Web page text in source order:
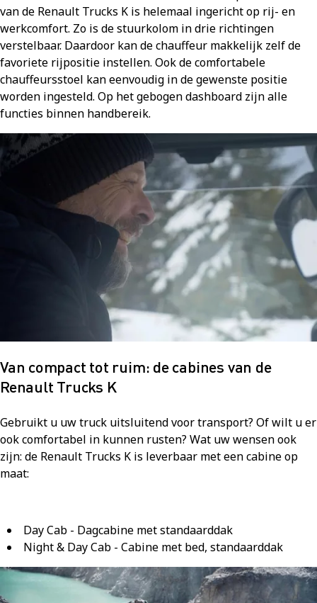
van de Renault Trucks K is helemaal ingericht op rij- en
werkcomfort. Zo is de stuurkolom in drie richtingen
verstelbaar. Daardoor kan de chauffeur makkelijk zelf de
favoriete rijpositie instellen. Ook de comfortabele
chauffeursstoel kan eenvoudig in de gewenste positie
worden ingesteld. Op het gebogen dashboard zijn alle
functies binnen handbereik.
Van compact tot ruim: de cabines van de
Renault Trucks K
Gebruikt u uw truck uitsluitend voor transport? Of wilt u er
ook comfortabel in kunnen rusten? Wat uw wensen ook
zijn: de Renault Trucks K is leverbaar met een cabine op
maat:
Day Cab - Dagcabine met standaarddak
Night & Day Cab - Cabine met bed, standaarddak